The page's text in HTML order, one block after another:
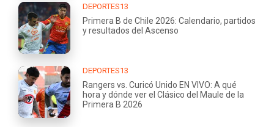
DEPORTES13
Primera B de Chile 2026: Calendario, partidos
y resultados del Ascenso
DEPORTES13
Rangers vs. Curicó Unido EN VIVO: A qué
hora y dónde ver el Clásico del Maule de la
Primera B 2026